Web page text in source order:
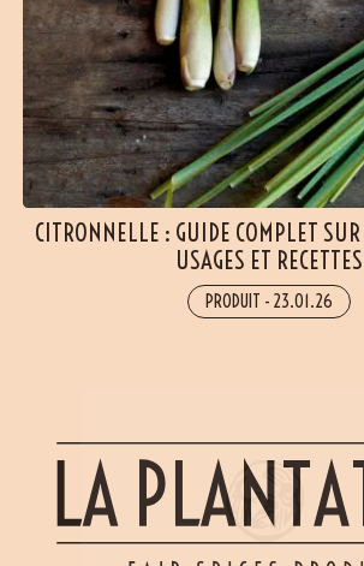
CITRONNELLE : GUIDE COMPLET
USAGES ET RECETTES
PRODUIT - 23.01.26